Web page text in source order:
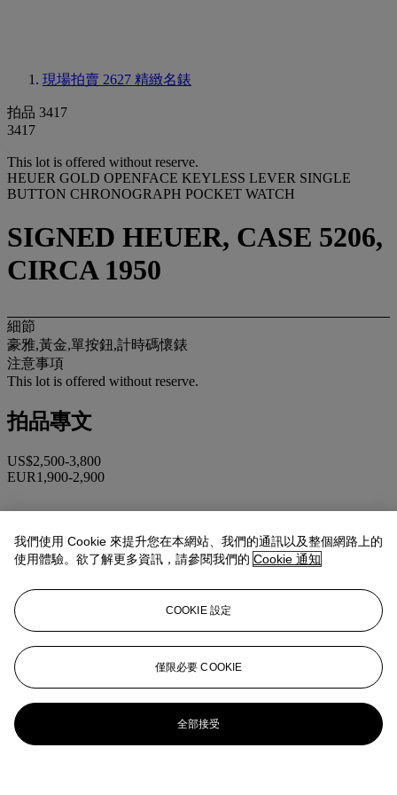
現場拍賣 2627 精緻名錶
拍品 3417
3417
This lot is offered without reserve.
HEUER GOLD OPENFACE KEYLESS LEVER SINGLE
BUTTON CHRONOGRAPH POCKET WATCH
SIGNED HEUER, CASE 5206,
CIRCA 1950
細節
豪雅,黃金,單按鈕,計時碼懷錶
注意事項
This lot is offered without reserve.
拍品專文
US$2,500-3,800
EUR1,900-2,900
更多來自精緻名錶
查看全部
我們使用 Cookie 來提升您在本網站、我們的通訊以及整個網路上的
使用體驗。欲了解更多資訊，請參閱我們的 Cookie 通知
COOKIE 設定
僅限必要 COOKIE
全部接受